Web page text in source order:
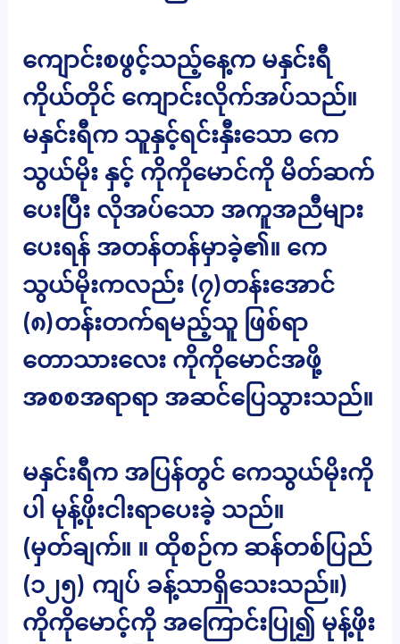
ကျောင်းစဖွင့်သည့်နေ့က မနှင်းရီ
ကိုယ်တိုင် ကျောင်းလိုက်အပ်သည်။
မနှင်းရီက သူနှင့်ရင်းနှီးသော ကေ
သွယ်မိုး နှင့် ကိုကိုမောင်ကို မိတ်ဆက်
ပေးပြီး လိုအပ်သော အကူအညီများ
ပေးရန် အတန်တန်မှာခဲ့၏။ ကေ
သွယ်မိုးကလည်း (၇)တန်းအောင်
(၈)တန်းတက်ရမည့်သူ ဖြစ်ရာ
တောသားလေး ကိုကိုမောင်အဖို့
အစစအရာရာ အဆင်ပြေသွားသည်။
မနှင်းရီက အပြန်တွင် ကေသွယ်မိုးကို
ပါ မုန့်ဖိုးငါးရာပေးခဲ့ သည်။
(မှတ်ချက်။ ။ ထိုစဉ်က ဆန်တစ်ပြည်
(၁၂၅) ကျပ် ခန့်သာရှိသေးသည်။)
ကိုကိုမောင့်ကို အကြောင်းပြု၍ မုန့်ဖိုး